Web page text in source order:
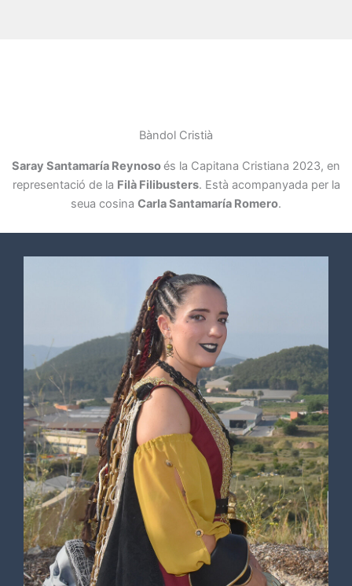
Bàndol Cristià
Saray Santamaría Reynosoés la Capitana Cristiana 2023, en
representació de la Filà Filibusters. Està acompanyada per la
seua cosina Carla Santamaría Romero.